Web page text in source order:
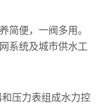
简便，一阀多用。
系统及城市供水工
压力表组成水力控